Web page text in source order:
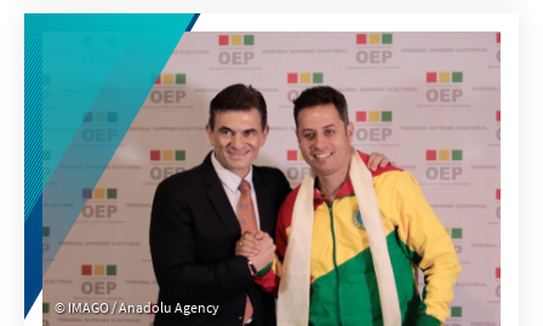
wachsender Unzufriedenheit einflussreicher
Gruppen. Die Regierung von Präsident Rodrigo
Paz steht unter akutem Handlungsdruck,
sieht sich jedoch von Beginn ihrer Amtszeit an
mit einem doppelten strukturellen Problem
konfrontiert: dem schweren Erbe der
sozialistischen Ära sowie einer äußerst
fragilen eigenen Machtbasis.
IMAGO / Anadolu Agency